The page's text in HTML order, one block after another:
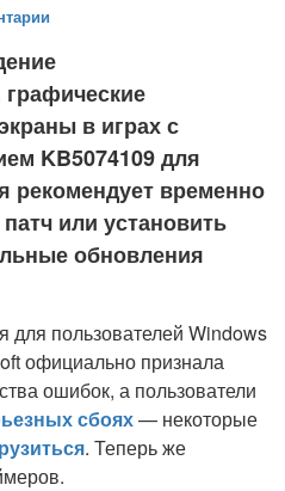
в играх с
KB5074109 для
рекомендует временно
или установить
обновления
для пользователей Windows
официально признала
ошибок, а пользователи
сбоях— некоторые
. Теперь же